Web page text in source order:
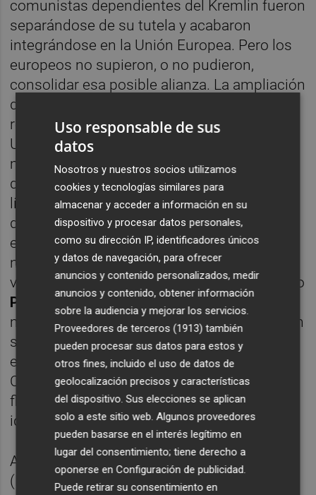
comunistas dependientes del Kremlin fueron
separándose de su tutela y acabaron
integrándose en la Unión Europea. Pero los
europeos no supieron, o no pudieron,
consolidar esa posible alianza. La ampliación
de la OTAN a zonas donde antes eran
repúblicas populares dependientes de la
URSS destapó la amenaza de Europa para
marginar y someter a Rusia. El entonces
dirigenteKhrushchevhabía dispuesto los
límites de República soviética ucraniana
dentro de la URSS lanzando líneas aleatorias
en un mapa en un tiempo en que el
nacionalismo ucraniano no tenía
visualización ni fuerza consistente. Y cuando
Putin
sustituye aYeltsin, al principio se
muestra partidario de la casa común pero en
seguida adopta una posición de
enfrentamiento contra Europa y anexionará
Crimea en 2014 donde se concentraba la
flota militar rusa y una población que se
identificaba con Rusia.
Algunas de las zonas del Este de Ucrania
(Donetsk y Lugansk) estaban vinculadas
Uso responsable de sus
datos
Nosotros y nuestros socios utilizamos
cookies y tecnologías similares para
almacenar y acceder a información en su
dispositivo y procesar datos personales,
como su dirección IP, identificadores únicos
y datos de navegación, para ofrecer
anuncios y contenido personalizados, medir
anuncios y contenido, obtener información
sobre la audiencia y mejorar los servicios.
Proveedores de terceros (1913) también
pueden procesar sus datos para estos y
otros fines, incluido el uso de datos de
geolocalización precisos y características
del dispositivo. Sus elecciones se aplican
solo a este sitio web. Algunos proveedores
pueden basarse en el interés legítimo en
lugar del consentimiento; tiene derecho a
oponerse enConfiguración de publicidad.
Puede retirar su consentimiento en